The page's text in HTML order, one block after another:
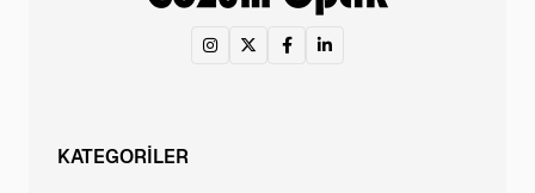
KATEGORİLER